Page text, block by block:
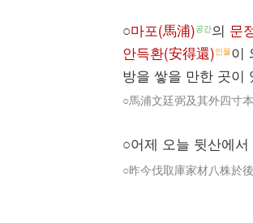
○마포(馬浦)공간의 문
안득환(安得還)인물이
방을 쌓을 만한 곳이
○馬浦文廷弼及其外四寸
○어제 오늘 뒷산에
○昨今伐取庫家材八株於